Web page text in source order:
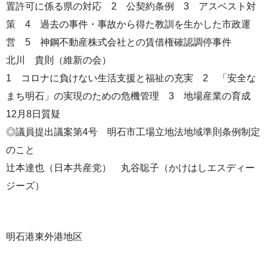
置許可に係る県の対応 2 公契約条例 3 アスベスト対
策 4 過去の事件・事故から得た教訓を生かした市政運
営 5 神鋼不動産株式会社との賃借権確認調停事件
北川 貴則（維新の会）
1 コロナに負けない生活支援と福祉の充実 2 「安全な
まち明石」の実現のための危機管理 3 地場産業の育成
12月8日質疑
◎議員提出議案第4号 明石市工場立地法地域準則条例制定
のこと
辻本達也（日本共産党） 丸谷聡子（かけはしエスディー
ジーズ）
明石港東外港地区